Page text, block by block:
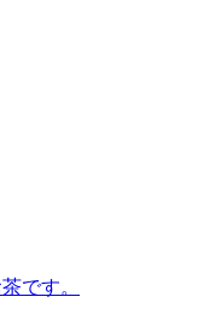
です。